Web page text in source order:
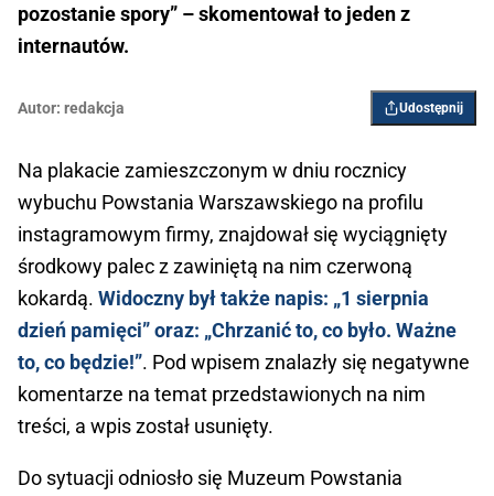
pozostanie spory” – skomentował to jeden z
internautów.
Autor: redakcja Udostępnij
Na plakacie zamieszczonym w dniu rocznicy
wybuchu Powstania Warszawskiego na profilu
instagramowym firmy, znajdował się wyciągnięty
środkowy palec z zawiniętą na nim czerwoną
kokardą. Widoczny był także napis: „1 sierpnia
dzień pamięci” oraz: „Chrzanić to, co było. Ważne
to, co będzie!”. Pod wpisem znalazły się negatywne
komentarze na temat przedstawionych na nim
treści, a wpis został usunięty.
Do sytuacji odniosło się Muzeum Powstania